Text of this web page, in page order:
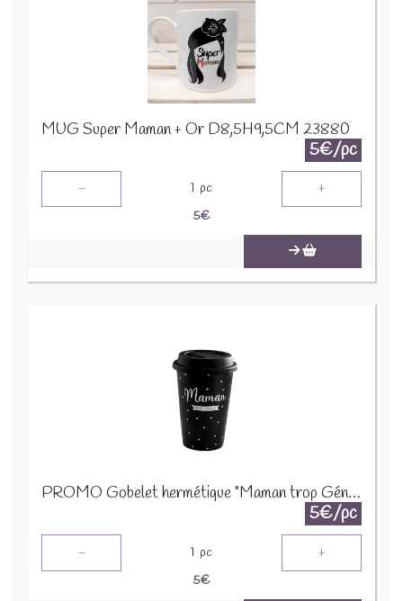
MUG Super Maman + Or D8,5H9,5CM 23880
5€/pc
- 1 pc +
5€
PROMO Gobelet hermétique "Maman trop Géniale" Noir 24306
5€/pc
- 1 pc +
5€